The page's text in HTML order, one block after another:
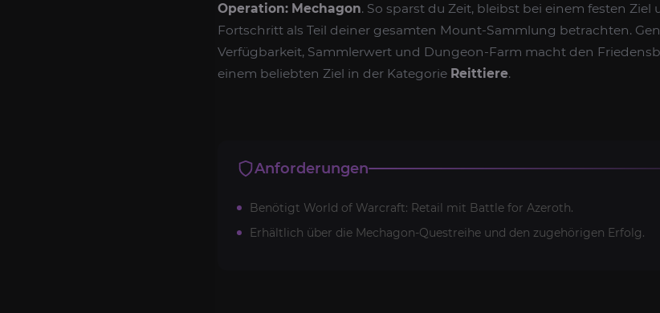
Operation: Mechagon. So sparst du Zeit, bleibst bei einem festen
Fortschritt als Teil deiner gesamten Mount-Sammlung betrachten.
Verfügbarkeit, Sammlerwert und Dungeon-Farm macht den
einem beliebten Ziel in der Kategorie Reittiere.
Anforderungen
Benötigt World of Warcraft: Retail mit Battle for Azeroth.
Erhältlich über die Mechagon-Questreihe und den zugehörigen Erfolg.